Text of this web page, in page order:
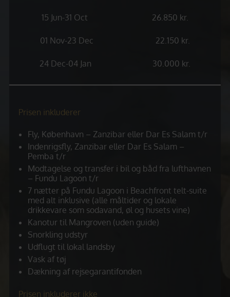
15 Jun-31 Oct 26.850 kr.
01 Nov-23 Dec 22.150 kr.
24 Dec-04 Jan 30.000 kr.
Prisen inkluderer
Fly, København – Zanzibar eller Dar Es Salam t/r
Indenrigsfly, Zanzibar eller Dar Es Salam –
Pemba t/r
Modtagelse og transfer i bil og båd fra lufthavnen
– Fundu Lagoon t/r
7 nætter på Fundu Lagoon i Beachfront telt-suite
med alt inklusive (alle måltider og lokale
drikkevare som sodavand, øl og husets vine)
Kanotur til Mangroven (uden guide)
Snorkling udstyr
Udflugt til lokal landsby
Vask af tøj
Dækning af rejsegarantifonden
Prisen inkluderer ikke